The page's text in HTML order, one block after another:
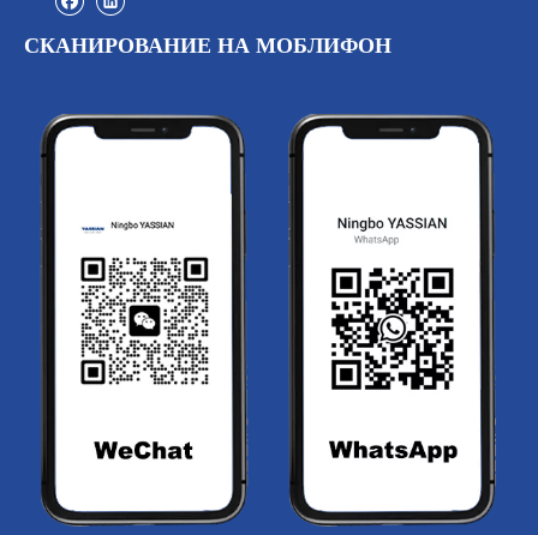
СКАНИРОВАНИЕ НА МОБЛИФОН